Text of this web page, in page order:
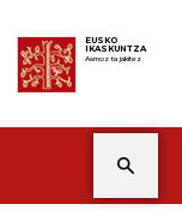
EUSKO
IKASKUNTZA
Asmoz ta jakitez